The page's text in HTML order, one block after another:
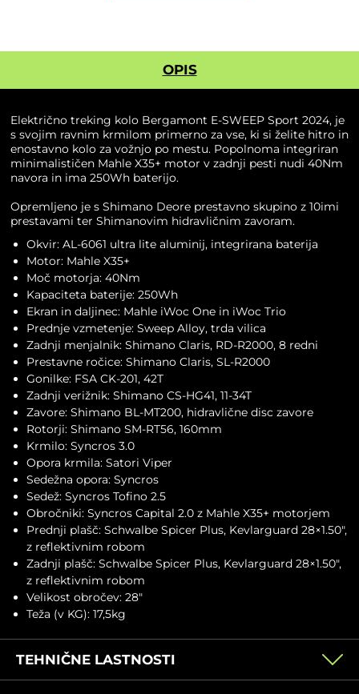
OPIS
Električno treking kolo Bergamont E-SWEEP Sport 2024, je
s svojim ravnim krmilom primerno za vse, ki si želite hitro in
enostavno kolo za vožnjo po mestu. Popolnoma integriran
minimalističen Mahle X35+ motor v zadnji pesti nudi 40Nm
navora in ima 250Wh baterijo.
Opremljeno je s Shimano Deore prestavno skupino z 10imi
prestavami ter Shimanovim hidravličnim zavoram.
Okvir: AL-6061 ultra lite aluminij, integrirana baterija
Motor: Mahle X35+
Moč motorja: 40Nm
Kapaciteta baterije: 250Wh
Ekran in daljinec: Mahle iWoc One in iWoc Trio
Prednje vzmetenje: Sweep Alloy, trda vilica
Zadnji menjalnik: Shimano Claris, RD-R2000, 8 redni
Prestavne ročice: Shimano Claris, SL-R2000
Gonilke: FSA CK-201, 42T
Zadnji verižnik: Shimano CS-HG41, 11-34T
Zavore: Shimano BL-MT200, hidravlične disc zavore
Rotorji: Shimano SM-RT56, 160mm
Krmilo: Syncros 3.0
Opora krmila: Satori Viper
Sedežna opora: Syncros
Sedež: Syncros Tofino 2.5
Obročniki: Syncros Capital 2.0 z Mahle X35+ motorjem
Prednji plašč: Schwalbe Spicer Plus, Kevlarguard 28×1.50",
z reflektivnim robom
Zadnji plašč: Schwalbe Spicer Plus, Kevlarguard 28×1.50",
z reflektivnim robom
Velikost obročev: 28"
Teža (v KG): 17,5kg
TEHNIČNE LASTNOSTI